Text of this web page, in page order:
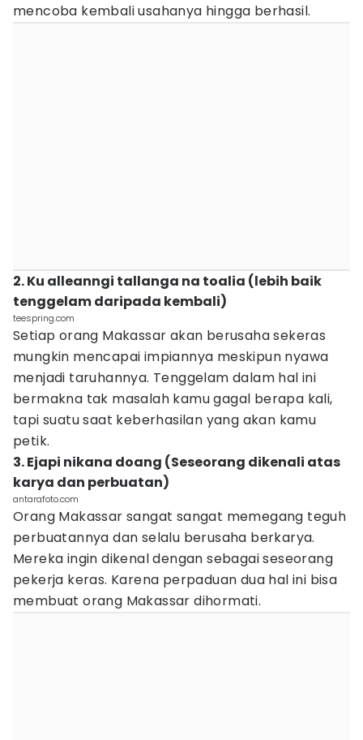
mencoba kembali usahanya hingga berhasil.
2. Ku alleanngi tallanga na toalia (lebih baik
tenggelam daripada kembali)
teespring.com
Setiap orang Makassar akan berusaha sekeras
mungkin mencapai impiannya meskipun nyawa
menjadi taruhannya. Tenggelam dalam hal ini
bermakna tak masalah kamu gagal berapa kali,
tapi suatu saat keberhasilan yang akan kamu
petik.
3. Ejapi nikana doang (Seseorang dikenali atas
karya dan perbuatan)
antarafoto.com
Orang Makassar sangat sangat memegang teguh
perbuatannya dan selalu berusaha berkarya.
Mereka ingin dikenal dengan sebagai seseorang
pekerja keras. Karena perpaduan dua hal ini bisa
membuat orang Makassar dihormati.